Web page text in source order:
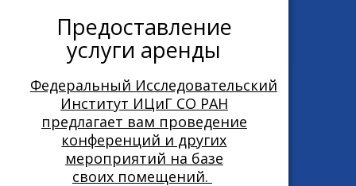
Предоставление
услуги аренды
Федеральный Исследовательский
Институт ИЦиГ СО РАН
предлагает вам проведение
конференций и других
мероприятий на базе
своих помещений.